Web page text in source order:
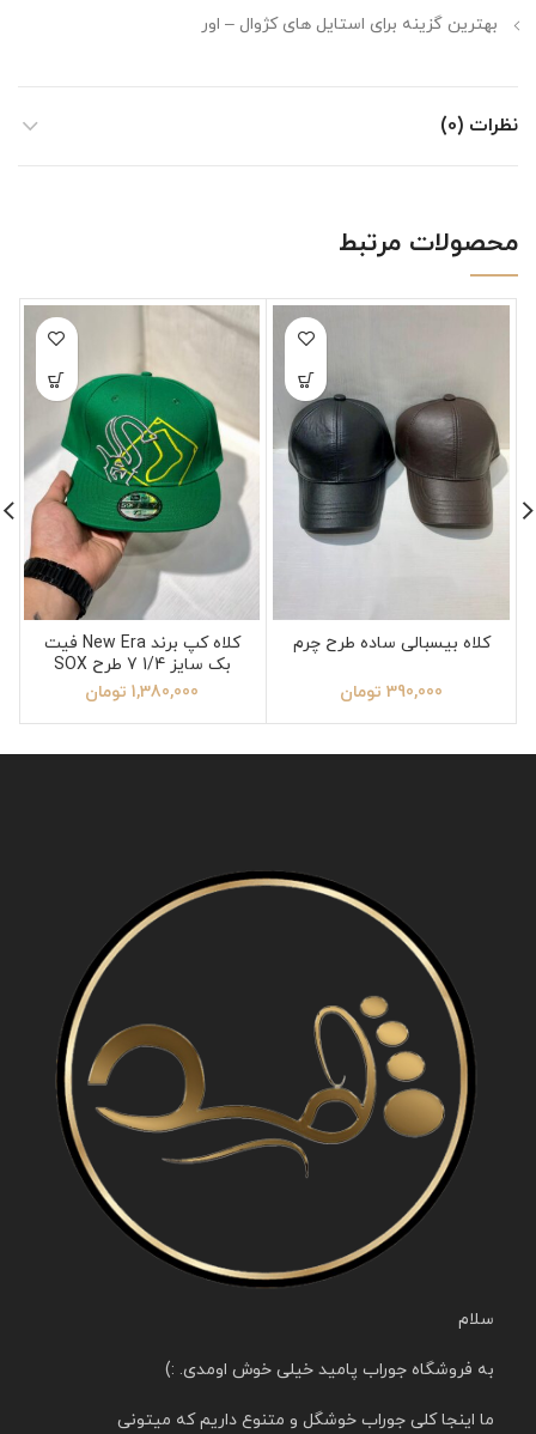
بهترین گزینه برای استایل های کژوال – اور
نظرات (0)
محصولات مرتبط
کلاه بیسبالی ساده طرح چرم
390,000 تومان
کلاه کپ برند New Era فیت
بک سایز 1/4 7 طرح SOX
1,380,000 تومان
سلام
به فروشگاه جوراب پامید خیلی خوش اومدی. :)
ما اینجا کلی جوراب خوشگل و متنوع داریم که میتونی